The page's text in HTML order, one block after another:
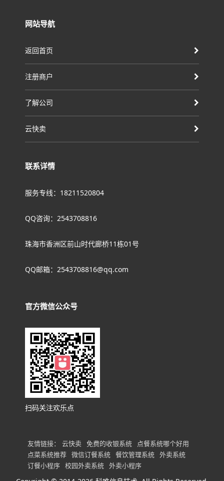
网站导航
返回首页
注册商户
了解公司
云快卖
联系详情
服务专线：18211520804
QQ咨询：2543708816
珠海市香洲区前山时代廊桥11栋01号
QQ邮箱：2543708816@qq.com
官方微信公众号
扫码关注欢乐点
友情链接： 云快卖 免费的收银系统
点餐系统哪个好用
点菜系统推荐 微信订餐系统 餐饮管理系统 外卖系统
订餐小程序 校园外卖系统 外卖小程序